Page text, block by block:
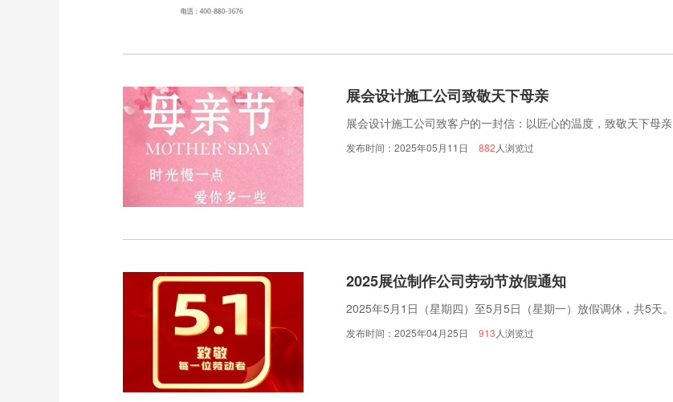
展会设计施工公司致敬天下母亲
展会设计施工公司致客户的一封信：以匠心的温度，致敬天下母亲
发布时间：2025年05月11日 882 人浏览过
2025展位制作公司劳动节放假通知
2025年5月1日（星期四）至5月5日（星期一）放假调休，共5天。
发布时间：2025年04月25日 913 人浏览过